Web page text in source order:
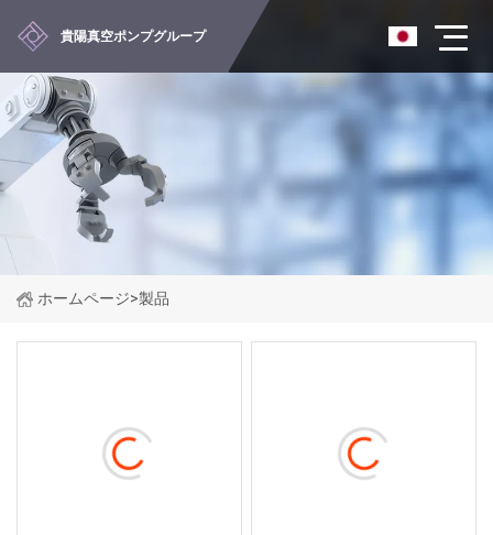
貴陽真空ポンプグループ
ホームページ>製品